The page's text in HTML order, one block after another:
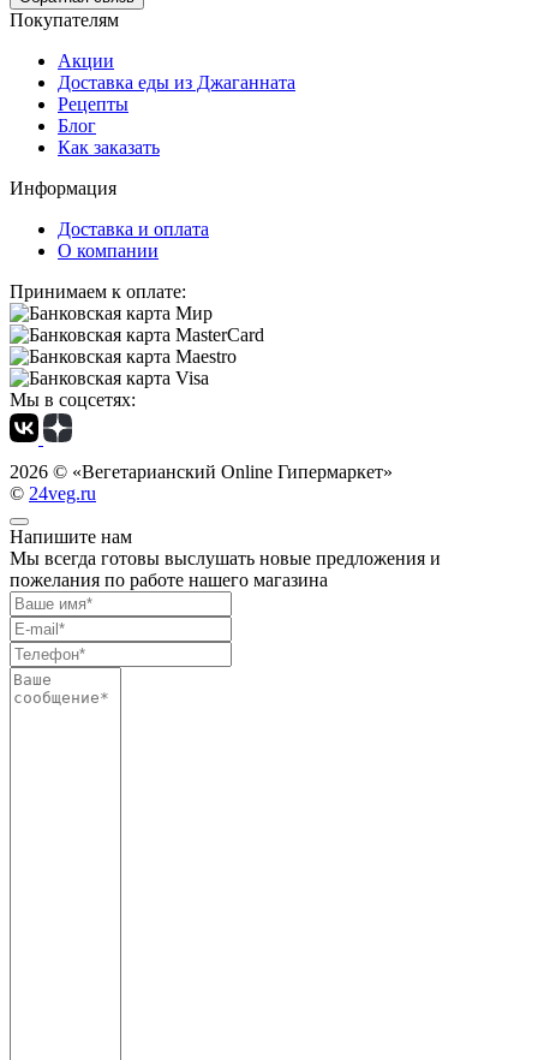
Покупателям
Акции
Доставка еды из Джаганната
Рецепты
Блог
Как заказать
Информация
Доставка и оплата
О компании
Принимаем к оплате:
Мы в соцсетях:
2026 © «Вегетарианский Online Гипермаркет»
© 24veg.ru
Напишите нам
Мы всегда готовы выслушать новые предложения и
пожелания по работе нашего магазина